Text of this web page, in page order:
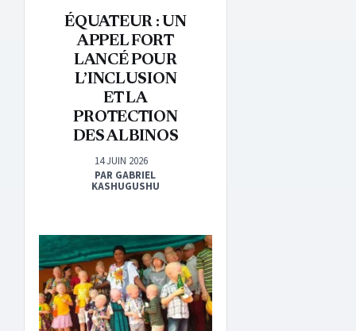
ÉQUATEUR : UN
APPEL FORT
LANCÉ POUR
L’INCLUSION
ET LA
PROTECTION
DES ALBINOS
14 JUIN 2026
PAR GABRIEL
KASHUGUSHU